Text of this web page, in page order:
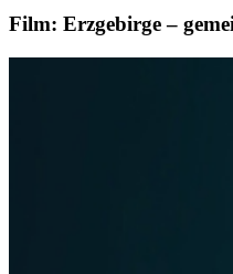
Film: Erzgebirge –